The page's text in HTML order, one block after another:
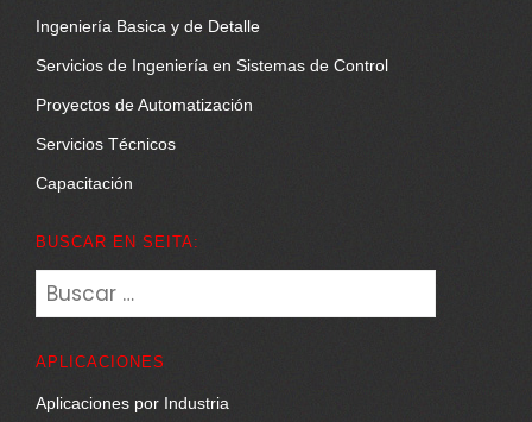
Ingeniería Basica y de Detalle
Servicios de Ingeniería en Sistemas de Control
Proyectos de Automatización
Servicios Técnicos
Capacitación
BUSCAR EN SEITA:
Buscar:
APLICACIONES
Aplicaciones por Industria